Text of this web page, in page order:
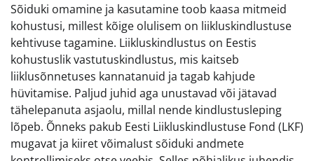
Sõiduki omamine ja kasutamine toob kaasa mitmeid
kohustusi, millest kõige olulisem on liikluskindlustuse
kehtivuse tagamine. Liikluskindlustus on Eestis
kohustuslik vastutuskindlustus, mis kaitseb
liiklusõnnetuses kannatanuid ja tagab kahjude
hüvitamise. Paljud juhid aga unustavad või jätavad
tähelepanuta asjaolu, millal nende kindlustusleping
lõpeb. Õnneks pakub Eesti Liikluskindlustuse Fond (LKF)
mugavat ja kiiret võimalust sõiduki andmete